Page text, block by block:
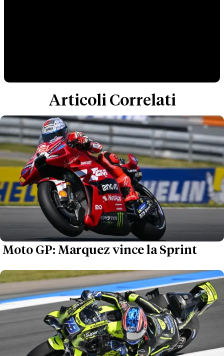
Articoli Correlati
Moto GP: Marquez vince la Sprint